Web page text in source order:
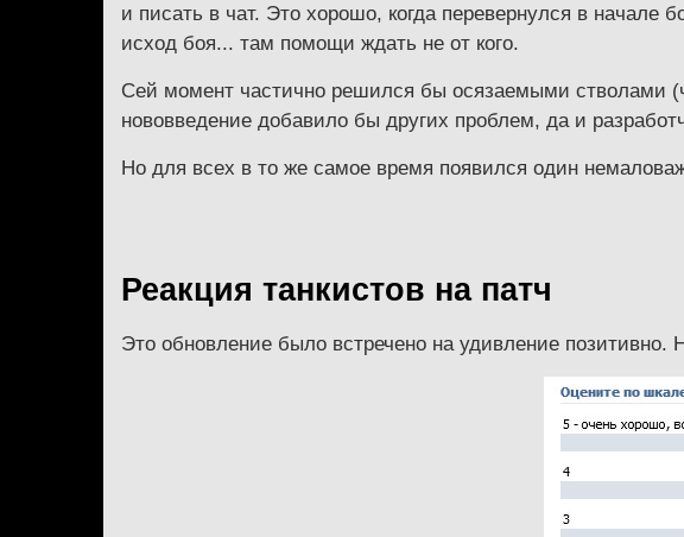
и писать в чат. Это хорошо, когда перевернулся в начале
исход боя... там помощи ждать не от кого.
Сей момент частично решился бы осязаемыми стволами
нововведение добавило бы других проблем, да и
Но для всех в то же самое время появился один
Реакция танкистов на патч
Это обновление было встречено на удивление позитивно.